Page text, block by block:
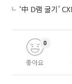
좋아요
0